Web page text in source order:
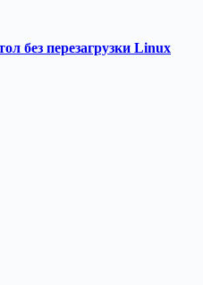
без перезагрузки Linux